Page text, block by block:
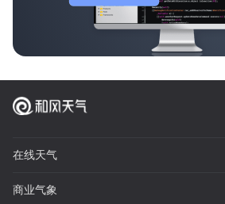
在线天气
商业气象